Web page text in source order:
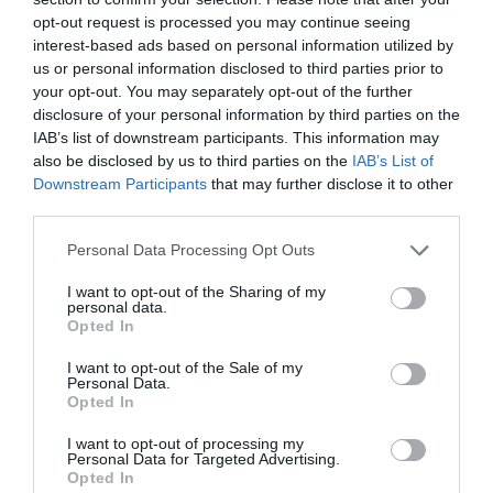
opt-out request is processed you may continue seeing
interest-based ads based on personal information utilized by
us or personal information disclosed to third parties prior to
your opt-out. You may separately opt-out of the further
disclosure of your personal information by third parties on the
IAB’s list of downstream participants. This information may
also be disclosed by us to third parties on the IAB’s List of
Downstream Participants that may further disclose it to other
Personal Data Processing Opt Outs
I want to opt-out of the Sharing of my
personal data.
Opted In
I want to opt-out of the Sale of my
Personal Data.
Opted In
I want to opt-out of processing my
Personal Data for Targeted Advertising.
Opted In
ahora se ha lanzado a este mismo mercado. Lite
aseguraba que "Google seguirá funcionando
mientras genere un regreso", todo y el peligro que
supone que se convierta en competencia. Por
Villalobos, su fuerza reside en su importancia por
los usuarios. "Google es la primera fuente de
información y es imprescindible invertir en SEO y
SEM para tener reputación y aparecer en la
primera página de investigación. Si no lo
consigues, no existes".
Facebook como posibilidad
El otro gran vía de entrada al entorno digital son
redes sociales
formato freemium, en que muchos servicios son